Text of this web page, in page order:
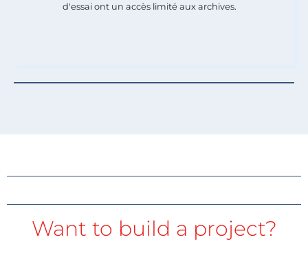
d'essai ont un accès limité aux archives.
Want to build a project?